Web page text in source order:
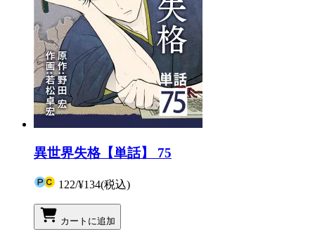
異世界失格【単話】 75
122/¥134(税込)
カートに追加